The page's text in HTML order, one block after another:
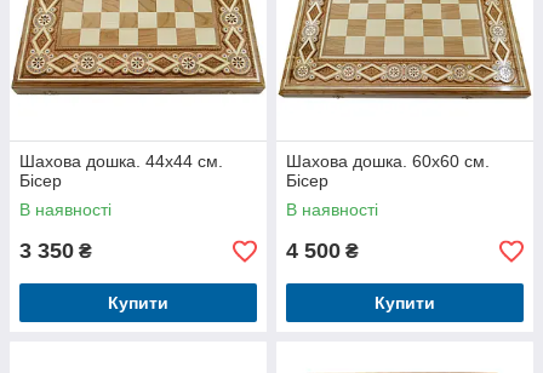
Шахова дошка. 44х44 см.
Бісер
В наявності
3 350 ₴
Купити
Шахова дошка. 60х60 см.
Бісер
В наявності
4 500 ₴
Купити